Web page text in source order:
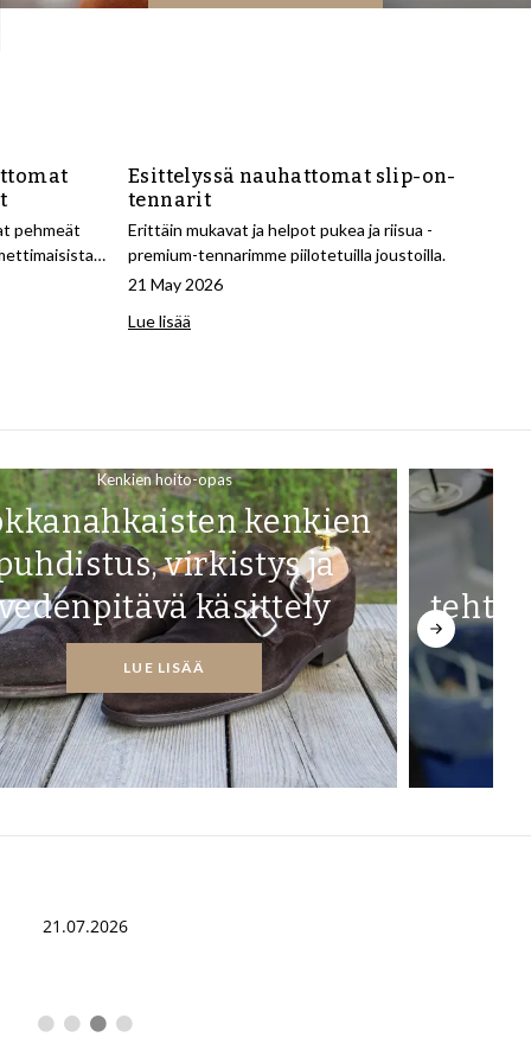
pehmeät
Esittelyssä nauhattomat slip-on-
tennarit
Erittäin mukavat ja helpot pukea ja riisua -
premium-tennarimme piilotetuilla joustoilla.
21 May 2026
Lue lisää
Kenkien hoito-opas
kenkien
virkistys ja
käsittely
LUE LISÄÄ
21.07.2026